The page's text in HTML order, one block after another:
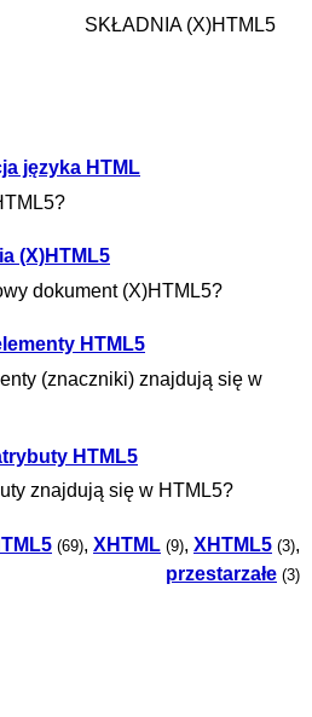
SKŁADNIA (X)HTML5
języka HTML
(X)HTML5
dokument (X)HTML5?
HTML5
(znaczniki) znajdują się w
HTML5
znajdują się w HTML5?
(69), XHTML (9), XHTML5 (3),
przestarzałe (3)